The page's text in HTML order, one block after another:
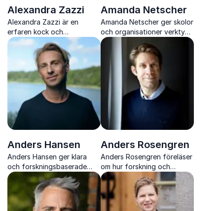
Alexandra Zazzi
Alexandra Zazzi är en
erfaren kock och
uppskattad moderator som
engagerar med värme,
humor och samtal om mat,
hälsa och livsbalans.
Amanda Netscher
Amanda Netscher ger skolor
och organisationer verktyg
för jämlikhet, SRHR och
inkluderande miljöer med
djup kunskap och stark
närvaro.
Anders Hansen
Anders Hansen ger klara
och forskningsbaserade
insikter om hur vi stärker
hjärnan, hanterar stress och
förstår våra psykologiska
drivkrafter.
Anders Rosengren
Anders Rosengren föreläser
om hur forskning och
existens samverkar i
vardagens val. Inspirerande,
konkret och hållbart på
djupet.